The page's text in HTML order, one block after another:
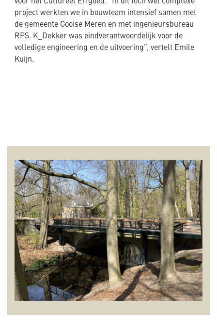
project werkten we in bouwteam intensief samen met
de gemeente Gooise Meren en met ingenieursbureau
RPS. K_Dekker was eindverantwoordelijk voor de
volledige engineering en de uitvoering”, vertelt Emile
Kuijn.